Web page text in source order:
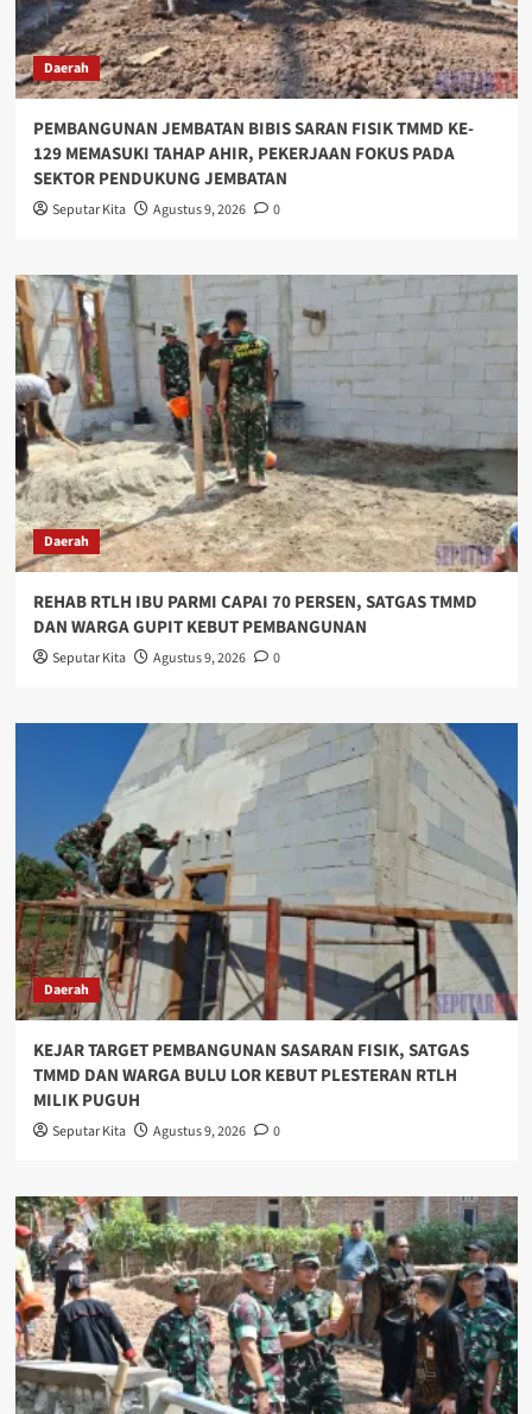
Daerah
PEMBANGUNAN JEMBATAN BIBIS SARAN FISIK TMMD KE-
129 MEMASUKI TAHAP AHIR, PEKERJAAN FOKUS PADA
SEKTOR PENDUKUNG JEMBATAN
Seputar Kita Agustus 9, 2026 0
Daerah
REHAB RTLH IBU PARMI CAPAI 70 PERSEN, SATGAS TMMD
DAN WARGA GUPIT KEBUT PEMBANGUNAN
Seputar Kita Agustus 9, 2026 0
Daerah
KEJAR TARGET PEMBANGUNAN SASARAN FISIK, SATGAS
TMMD DAN WARGA BULU LOR KEBUT PLESTERAN RTLH
MILIK PUGUH
Seputar Kita Agustus 9, 2026 0